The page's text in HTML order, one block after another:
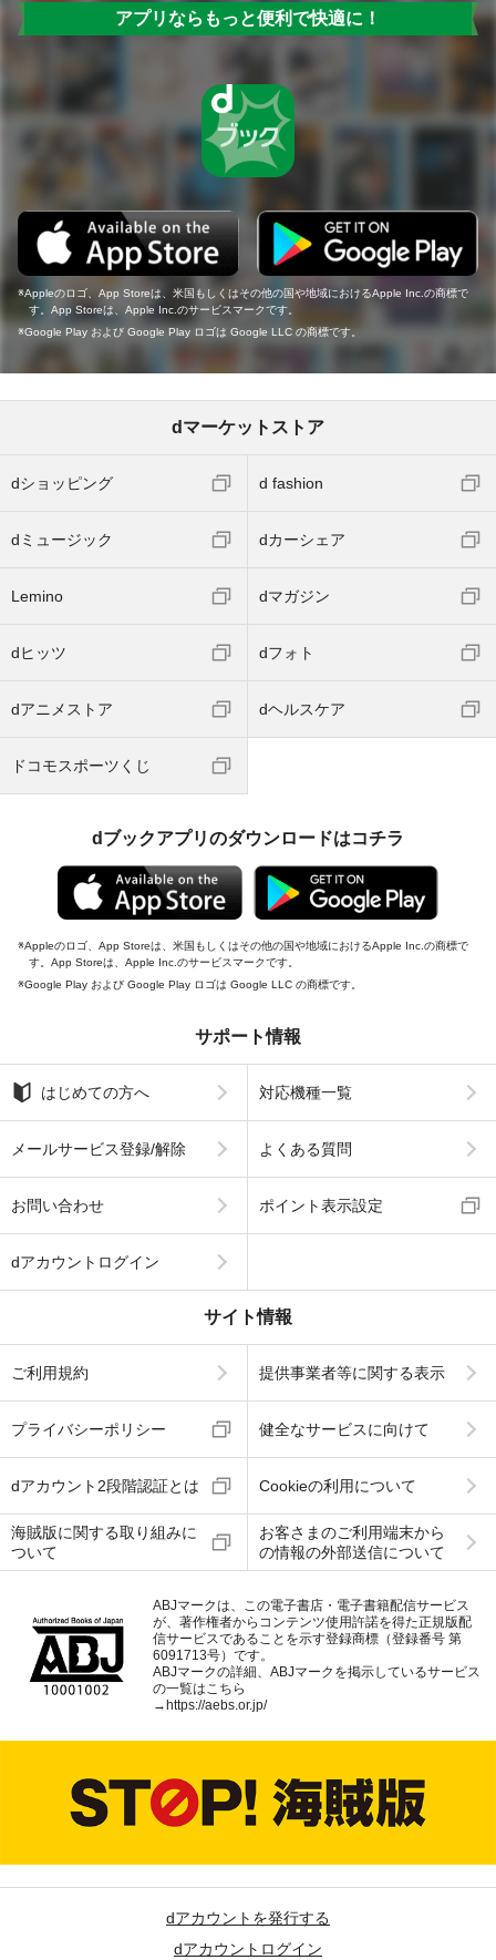
アプリならもっと便利で快適に！
Appleのロゴ、App Storeは、米国もしくはその他の国や地域におけるApple Inc.の商標で
す。App Storeは、Apple Inc.のサービスマークです。
Google Play および Google Play ロゴは Google LLC の商標です。
dマーケットストア
dショッピング d fashion
dミュージック dカーシェア
Lemino dマガジン
dヒッツ dフォト
dアニメストア dヘルスケア
ドコモスポーツくじ
dブックアプリのダウンロードはコチラ
Appleのロゴ、App Storeは、米国もしくはその他の国や地域におけるApple Inc.の商標で
す。App Storeは、Apple Inc.のサービスマークです。
Google Play および Google Play ロゴは Google LLC の商標です。
サポート情報
はじめての方へ 対応機種一覧
メールサービス登録/解除 よくある質問
お問い合わせ ポイント表示設定
dアカウントログイン
サイト情報
ご利用規約 提供事業者等に関する表示
プライバシーポリシー 健全なサービスに向けて
dアカウント2段階認証とは Cookieの利用について
海賊版に関する取り組みに
ついて
お客さまのご利用端末から
の情報の外部送信について
ABJマークは、この電子書店・電子書籍配信サービス
が、著作権者からコンテンツ使用許諾を得た正規版配
信サービスであることを示す登録商標（登録番号 第
6091713号）です。
ABJマークの詳細、ABJマークを掲示しているサービス
の一覧はこちら
→ https://aebs.or.jp/
dアカウントを発行する
dアカウントログイン